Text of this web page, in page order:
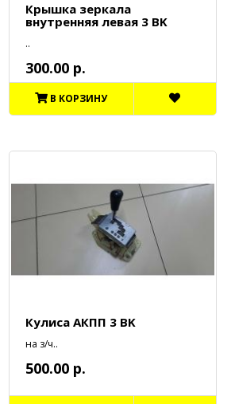
Крышка зеркала
внутренняя левая 3 BK
..
300.00 р.
В КОРЗИНУ
Кулиса АКПП 3 BK
на з/ч..
500.00 р.